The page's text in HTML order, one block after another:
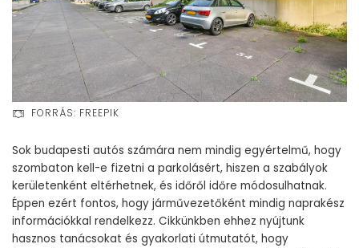
FORRÁS: FREEPIK
Sok budapesti autós számára nem mindig egyértelmű, hogy
szombaton kell-e fizetni a parkolásért, hiszen a szabályok
kerületenként eltérhetnek, és időről időre módosulhatnak.
Éppen ezért fontos, hogy járművezetőként mindig naprakész
információkkal rendelkezz. Cikkünkben ehhez nyújtunk
hasznos tanácsokat és gyakorlati útmutatót, hogy